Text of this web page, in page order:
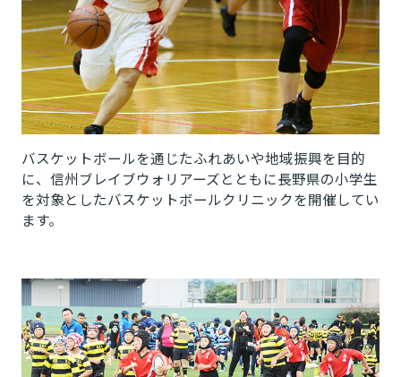
バスケットボールを通じたふれあいや地域振興を目的
に、信州ブレイブウォリアーズとともに長野県の小学生
を対象としたバスケットボールクリニックを開催してい
ます。